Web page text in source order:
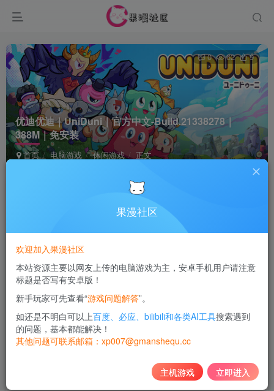
优迪优迪｜UniDuni｜官方中文-Build.21338278｜
388M｜免安装
首页 电脑游戏 休闲游戏 正文
0 62 9
此内容为付费资源，请付费后查看
10
黄金会员免费
受经典启发，UniDuni 是一款轻松的解谜平台冒险游戏，颂
果漫社区
欢迎加入果漫社区
本站资源主要以网友上传的电脑游戏为主，安卓手机用户请注意
标题是否写有安卓版！
新手玩家可先查看“游戏问题解答”。
如还是不明白可以上百度、必应、bilibili和各类AI工具搜索遇到
的问题，基本都能解决！
其他问题可联系邮箱：xp007@gmanshequ.cc
主机游戏 立即进入